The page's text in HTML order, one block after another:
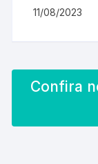
11/08/2023
Confira